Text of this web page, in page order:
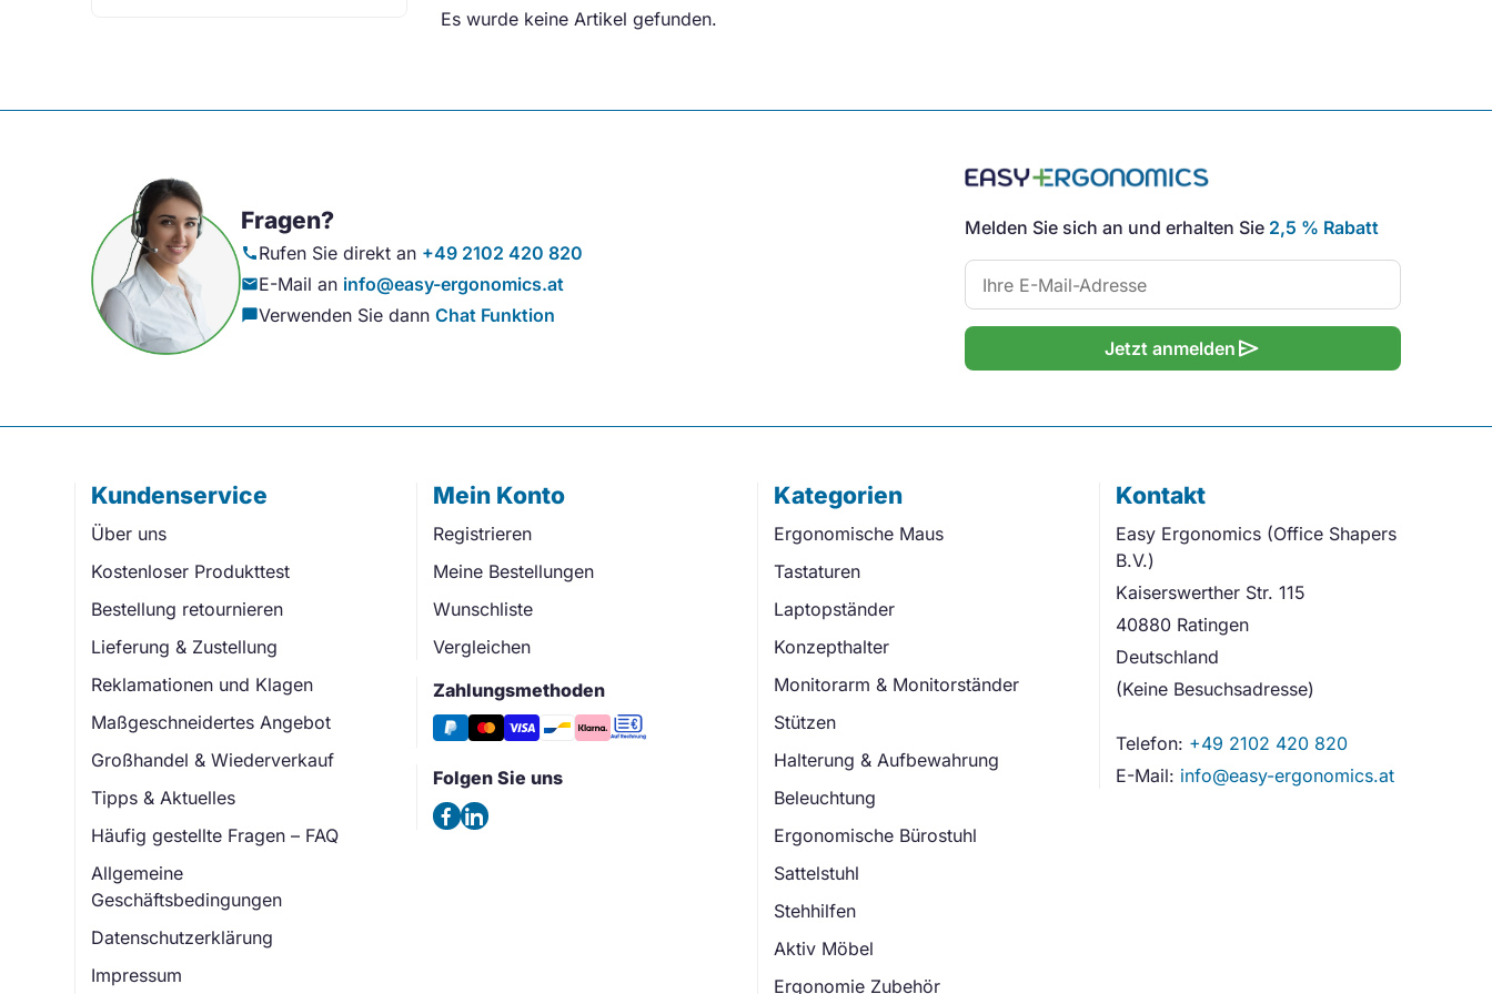
Es wurde keine Artikel gefunden.
Fragen?
callRufen Sie direkt an +49 2102 420 820
mailE-Mail an info@easy-ergonomics.at
chat_bubbleVerwenden Sie dann Chat Funktion
Melden Sie sich an und erhalten Sie 2,5 % Rabatt
Jetzt anmelden send
Kundenservice
Über uns
Kostenloser Produkttest
Bestellung retournieren
Lieferung & Zustellung
Reklamationen und Klagen
Maßgeschneidertes Angebot
Großhandel & Wiederverkauf
Tipps & Aktuelles
Häufig gestellte Fragen – FAQ
Allgemeine
Geschäftsbedingungen
Datenschutzerklärung
Impressum
Mein Konto
Registrieren
Meine Bestellungen
Wunschliste
Vergleichen
Zahlungsmethoden
Folgen Sie uns
Kategorien
Ergonomische Maus
Tastaturen
Laptopständer
Konzepthalter
Monitorarm & Monitorständer
Stützen
Halterung & Aufbewahrung
Beleuchtung
Ergonomische Bürostuhl
Sattelstuhl
Stehhilfen
Aktiv Möbel
Ergonomie Zubehör
Kontakt
Easy Ergonomics (Office Shapers
B.V.)
Kaiserswerther Str. 115
40880 Ratingen
Deutschland
(Keine Besuchsadresse)
Telefon: +49 2102 420 820
E-Mail: info@easy-ergonomics.at